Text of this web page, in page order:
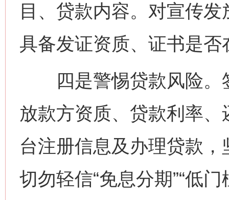
目、贷款内容。对宣传
具备发证资质、证书是
四是警惕贷款风险。
放款方资质、贷款利率
台注册信息及办理贷款
切勿轻信“免息分期”“低